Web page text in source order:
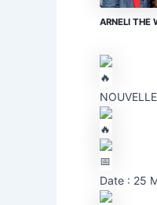
Date : 25